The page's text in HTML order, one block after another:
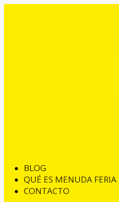
BLOG
QUÉ ES MENUDA FERIA
CONTACTO